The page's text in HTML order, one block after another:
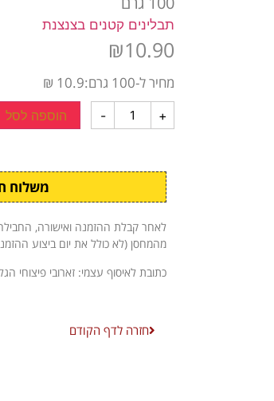
תבלינים קטנים בצנצנת
₪10.90
מחיר ל-100 גרם:10.9 ₪
- + הוספה לסל
משלוח
מהמחסן (לא כולל את יום ביצוע
כתובת לאיסוף עצמי: זארובי פיצוחי
חזרה לדף הקודם